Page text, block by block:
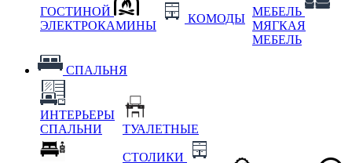
ГОСТИНОЙ
ЭЛЕКТРОКАМИНЫ
КОМОДЫ
МЕБЕЛЬ
МЯГКАЯ
МЕБЕЛЬ
СПАЛЬНЯ
ИНТЕРЬЕРЫ
СПАЛЬНИ
ТУАЛЕТНЫЕ
СТОЛИКИ